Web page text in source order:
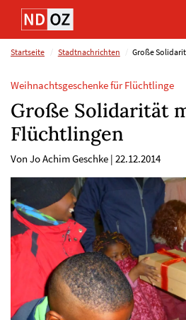
Direkt
Inhalt
(Eingabetaste)
Direkt
Hauptmenu
(Eingabetaste)
Direkt
Suche
(Eingabetaste)
Direkt
Footer
(Eingabetaste)
Startseite Stadtnachrichten Große
Weihnachtsgeschenke für Flüchtlinge
Große Solidarität
Flüchtlingen
Von Jo Achim Geschke | 22.12.2014